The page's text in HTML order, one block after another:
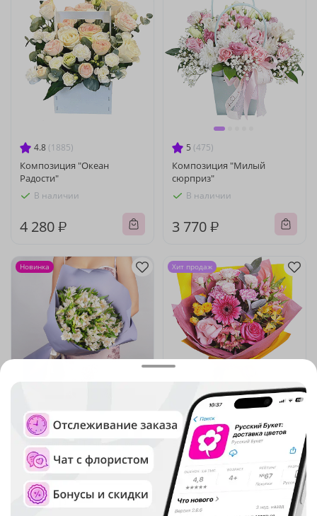
4.8 (1885)
Композиция "Океан
Радости"
В наличии
4 280 ₽
5 (475)
Композиция "Милый
сюрприз"
В наличии
3 770 ₽
5 (178)
Букет-гигант "Танцующие
балерины"
В наличии
4 230 ₽
Новинка
4.9(1034)
Букет "Фьюжн"
В наличии
3 660 ₽
3 290 ₽
Хит продаж